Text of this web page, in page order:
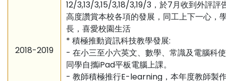
2018-2019
12/3,13/3,15/3,18/3,19/3，於7月收到外評評
高度讚賞本校各項的發展，同工上下一心，
長，喜愛校園生活
* 積極推動資訊科技教學發展:
- 在小三至小六英文、數學、常識及電腦科
同學自攜iPad平板電腦上課。
- 教師積極推行E-learning，本年度教師製